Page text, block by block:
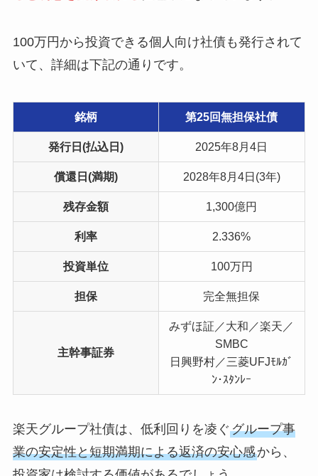
100万円から投資できる個人向け社債も発行されて
いて、詳細は下記の通りです。
銘柄 第25回無担保社債
発行日(払込日) 2025年8月4日
償還日(満期) 2028年8月4日(3年)
残存金額 1,300億円
利率 2.336%
投資単位 100万円
担保 完全無担保
主幹事証券
みずほ証／大和／楽天／
SMBC
日興野村／三菱UFJﾓﾙｶﾞ
ﾝ･ｽﾀﾝﾚｰ
楽天グループ社債は、低利回りを凌ぐグループ事
業の安定性と短期満期による返済の安心感から、